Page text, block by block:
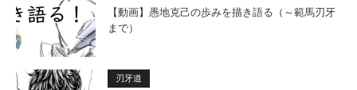
【動画】愚地克己の歩みを描き語る（～範馬刃牙
まで）
刃牙道